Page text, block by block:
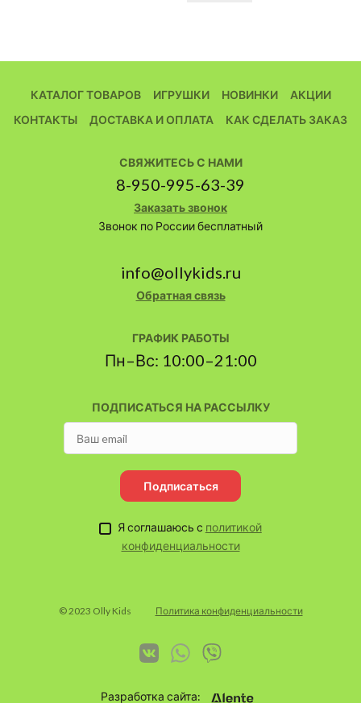
КАТАЛОГ ТОВАРОВ ИГРУШКИ НОВИНКИ
АКЦИИ
КОНТАКТЫ
ДОСТАВКА И ОПЛАТА КАК СДЕЛАТЬ ЗАКАЗ
ПОДПИСАТЬСЯ НА РАССЫЛКУ
Подписаться
Я соглашаюсь с политикой
конфиденциальности
СВЯЖИТЕСЬ С НАМИ
8-950-995-63-39
Заказать звонок
Звонок по России бесплатный
info@ollykids.ru
Обратная связь
ГРАФИК РАБОТЫ
Пн–Вс: 10:00–21:00
© 2023 Olly Kids Политика конфиденциальности
Разработка сайта: